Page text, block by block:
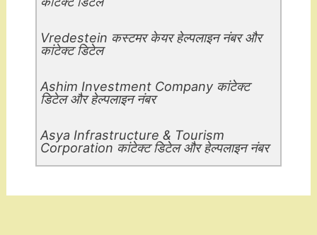
Vredestein कस्टमर केयर हेल्पलाइन नंबर और
कांटेक्ट डिटेल
Ashim Investment Company कांटेक्ट
डिटेल और हेल्पलाइन नंबर
Asya Infrastructure & Tourism
Corporation कांटेक्ट डिटेल और हेल्पलाइन नंबर